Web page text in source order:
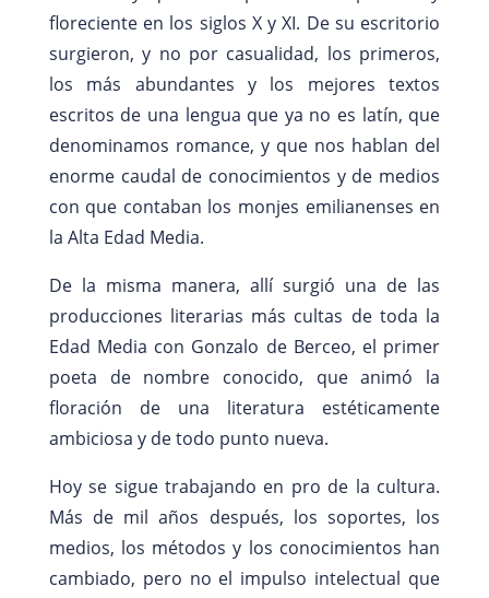
floreciente en los siglos X y XI. De su escritorio
surgieron, y no por casualidad, los primeros,
los más abundantes y los mejores textos
escritos de una lengua que ya no es latín, que
denominamos romance, y que nos hablan del
enorme caudal de conocimientos y de medios
con que contaban los monjes emilianenses en
la Alta Edad Media.
De la misma manera, allí surgió una de las
producciones literarias más cultas de toda la
Edad Media con Gonzalo de Berceo, el primer
poeta de nombre conocido, que animó la
floración de una literatura estéticamente
ambiciosa y de todo punto nueva.
Hoy se sigue trabajando en pro de la cultura.
Más de mil años después, los soportes, los
medios, los métodos y los conocimientos han
cambiado, pero no el impulso intelectual que